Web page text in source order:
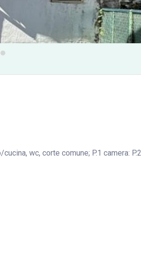
wc, corte comune; P.1 camera: P.2